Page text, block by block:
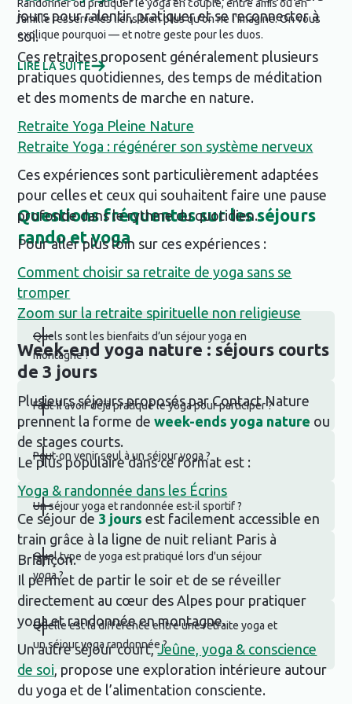
jours pour ralentir, pratiquer et se reconnecter à
soi.
Ces retraites proposent généralement plusieurs
pratiques quotidiennes, des temps de méditation
et des moments de marche en nature.
Retraite Yoga Pleine Nature
Retraite Yoga : régénérer son système nerveux
Ces expériences sont particulièrement adaptées
pour celles et ceux qui souhaitent faire une pause
profonde dans le rythme du quotidien.
Pour aller plus loin sur ces expériences :
Comment choisir sa retraite de yoga sans se
tromper
Zoom sur la retraite spirituelle non religieuse
Week-end yoga nature : séjours courts
de 3 jours
Plusieurs séjours proposés par Contact Nature
prennent la forme deweek-ends yoga nature ou
de stages courts.
Le plus populaire dans ce format est :
Yoga & randonnée dans les Écrins
Ce séjour de 3 jours est facilement accessible en
train grâce à la ligne de nuit reliant Paris à
Briançon.
Il permet de partir le soir et de se réveiller
directement au cœur des Alpes pour pratiquer
yoga et randonnée en montagne.
Un autre séjour court,Jeûne, yoga & conscience
de soi, propose une exploration intérieure autour
du yoga et de l’alimentation consciente.
Randonner ou pratiquer le yoga en couple, entre amis ou en
famille resserre les liens bien plus qu'on ne l'imagine. On vous
explique pourquoi — et notre geste pour les duos.
LIRE LA SUITE
Questions fréquentes sur les séjours
rando et yoga
Quels sont les bienfaits d’un séjour yoga en
montagne ?
Faut-il avoir déjà pratiqué le yoga pour participer ?
Peut-on venir seul à un séjour yoga ?
Un séjour yoga et randonnée est-il sportif ?
Quel type de yoga est pratiqué lors d'un séjour
yoga ?
Quelle est la différence entre une retraite yoga et
un séjour yoga randonnée ?